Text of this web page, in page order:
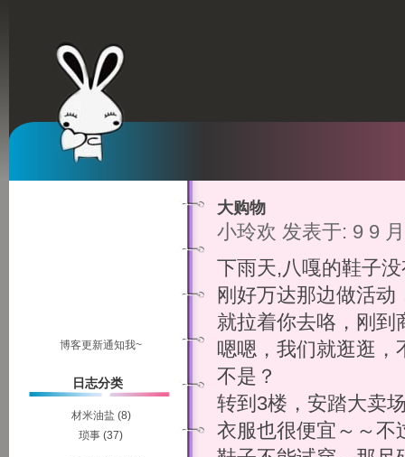
大购物
小玲欢 发表于: 9 9
下雨天,八嘎的鞋子
刚好万达那边做活动
就拉着你去咯，刚到
嗯嗯，我们就逛逛，
不是？
转到3楼，安踏大卖
衣服也很便宜～～不
博客更新通知我~
日志分类
材米油盐 (8)
琐事 (37)